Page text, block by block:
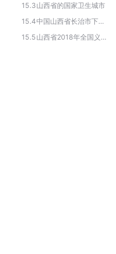
15.3山西省的国家卫生城市
15.4
中国山西省长治市下辖行政区划
15.5
山西省2018年全国义务教育发展基本均衡县（市、区）名单